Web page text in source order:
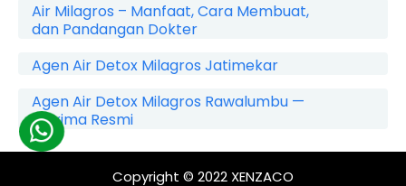
Air Milagros – Manfaat, Cara Membuat,
dan Pandangan Dokter
Agen Air Detox Milagros Jatimekar
Agen Air Detox Milagros Rawalumbu —
Maxima Resmi
Copyright © 2022 XENZACO